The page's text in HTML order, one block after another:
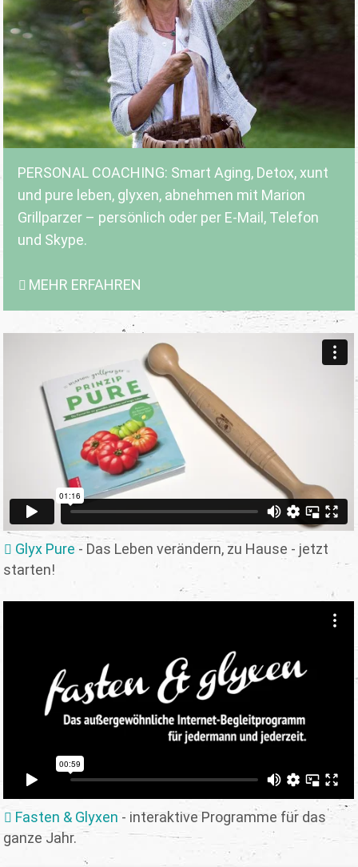
PERSONAL COACHING: Smart Aging, Detox, xunt
und pure leben, glyxen, abnehmen mit Marion
Grillparzer – persönlich oder per E-Mail, Telefon
und Skype.
MEHR ERFAHREN
Glyx Pure - Das Leben verändern, zu Hause - jetzt
starten!
Fasten & Glyxen - interaktive Programme für das
ganze Jahr.